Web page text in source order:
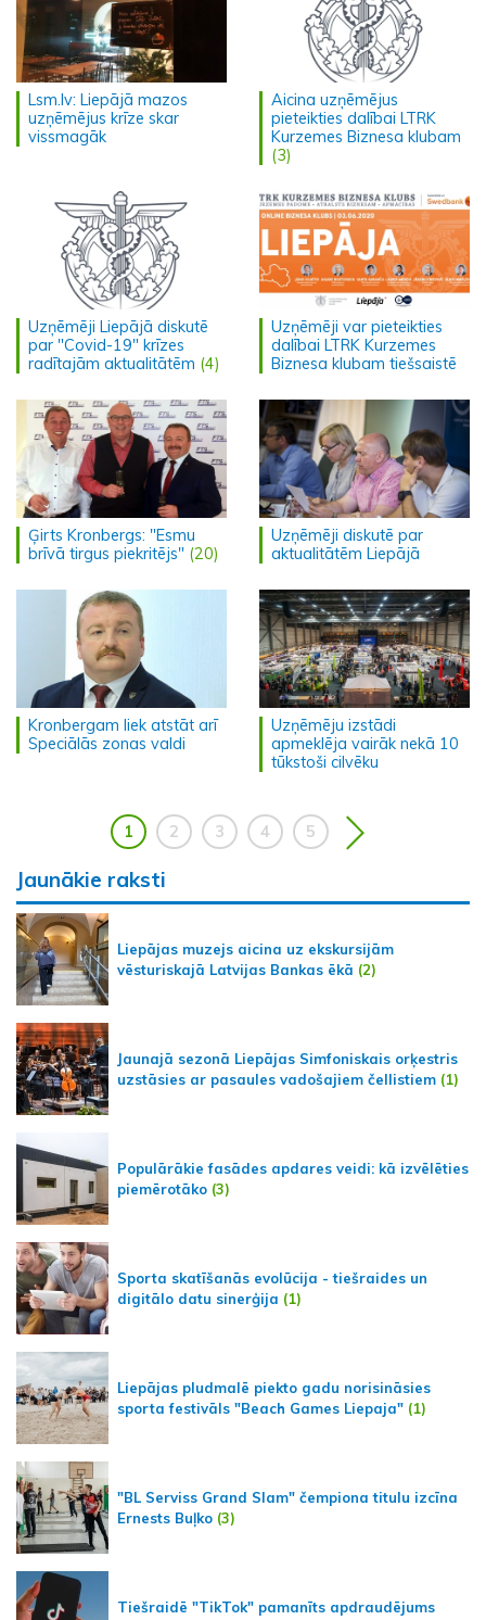
Lsm.lv: Liepājā mazos
uzņēmējus krīze skar
vissmagāk
Aicina uzņēmējus
pieteikties dalībai LTRK
Kurzemes Biznesa klubam
(3)
Uzņēmēji Liepājā diskutē
par "Covid-19" krīzes
radītajām aktualitātēm (4)
Uzņēmēji var pieteikties
dalībai LTRK Kurzemes
Biznesa klubam tiešsaistē
Ģirts Kronbergs: "Esmu
brīvā tirgus piekritējs" (20)
Uzņēmēji diskutē par
aktualitātēm Liepājā
Kronbergam liek atstāt arī
Speciālās zonas valdi
Uzņēmēju izstādi
apmeklēja vairāk nekā 10
tūkstoši cilvēku
1 2 3 4 5
Jaunākie raksti
Liepājas muzejs aicina uz ekskursijām
vēsturiskajā Latvijas Bankas ēkā (2)
Jaunajā sezonā Liepājas Simfoniskais orķestris
uzstāsies ar pasaules vadošajiem čellistiem (1)
Populārākie fasādes apdares veidi: kā izvēlēties
piemērotāko (3)
Sporta skatīšanās evolūcija - tiešraides un
digitālo datu sinerģija (1)
Liepājas pludmalē piekto gadu norisināsies
sporta festivāls "Beach Games Liepaja" (1)
"BL Serviss Grand Slam" čempiona titulu izcīna
Ernests Buļko (3)
Tiešraidē "TikTok" pamanīts apdraudējums